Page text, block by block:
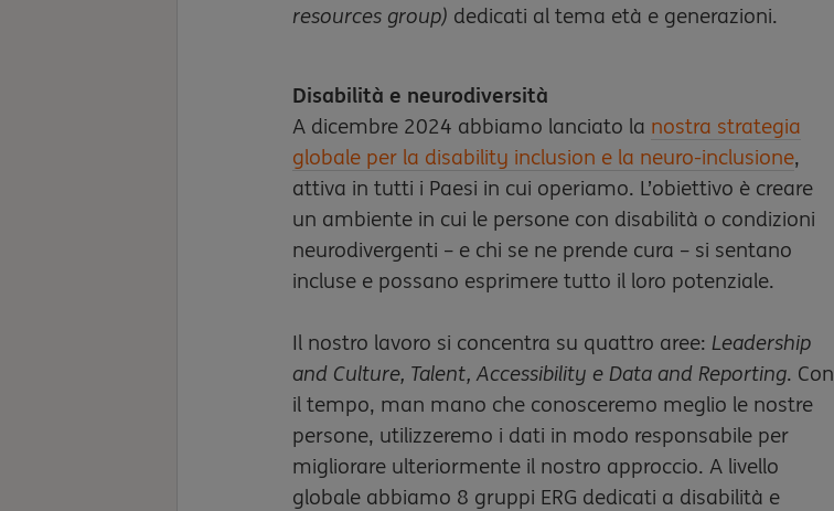
resources group) dedicati al tema età e generazioni.
Disabilità e neurodiversità
A dicembre 2024 abbiamo lanciato la nostra strategia
globale per la disability inclusion e la neuro-inclusione,
attiva in tutti i Paesi in cui operiamo. L’obiettivo è creare
un ambiente in cui le persone con disabilità o condizioni
neurodivergenti – e chi se ne prende cura – si sentano
incluse e possano esprimere tutto il loro potenziale.
Il nostro lavoro si concentra su quattro aree: Leadership
and Culture, Talent, Accessibility e Data and Reporting. Con
il tempo, man mano che conosceremo meglio le nostre
persone, utilizzeremo i dati in modo responsabile per
migliorare ulteriormente il nostro approccio. A livello
globale abbiamo 8 gruppi ERG dedicati a disabilità e